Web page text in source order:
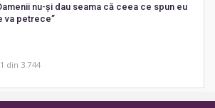
nu-și dau seama că ceea ce spun eu
va petrece”
1 din 3.744